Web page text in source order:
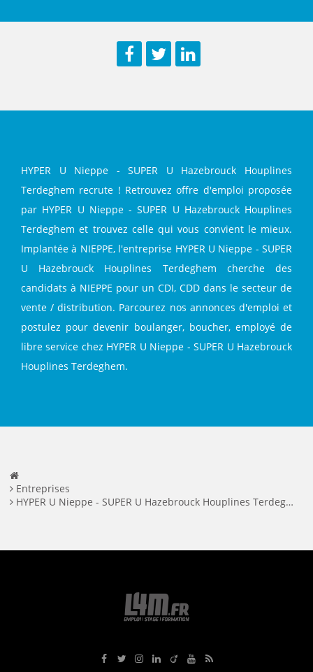
HYPER U Nieppe - SUPER U Hazebrouck Houplines
Terdeghem recrute ! Retrouvez offre d'emploi proposée
par HYPER U Nieppe - SUPER U Hazebrouck Houplines
Terdeghem et trouvez celle qui vous convient le mieux.
Implantée à NIEPPE, l'entreprise HYPER U Nieppe - SUPER
U Hazebrouck Houplines Terdeghem cherche des
candidats à NIEPPE pour un CDI, CDD dans le secteur de
vente / distribution. Parcourez nos annonces d'emploi et
postulez pour devenir boulanger, boucher, employé de
libre service chez HYPER U Nieppe - SUPER U Hazebrouck
Houplines Terdeghem.
Entreprises
HYPER U Nieppe - SUPER U Hazebrouck Houplines Terdeghem